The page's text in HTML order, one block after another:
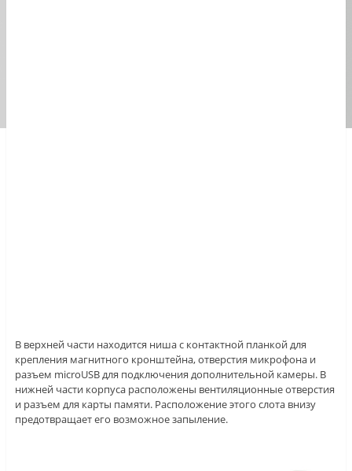
В верхней части находится ниша с контактной планкой для
крепления магнитного кронштейна, отверстия микрофона и
разъем microUSB для подключения дополнительной камеры. В
нижней части корпуса расположены вентиляционные отверстия
и разъем для карты памяти. Расположение этого слота внизу
предотвращает его возможное запыление.